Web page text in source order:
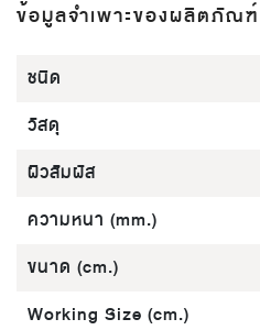
ข้อมูลจำเพาะของผลิตภัณฑ์
ชนิด
วัสดุ
ผิวสัมผัส
ความหนา (mm.)
ขนาด (cm.)
Working Size (cm.)